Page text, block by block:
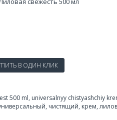
500 ml, universalnyy chistyashchiy
, чистящий, крем,